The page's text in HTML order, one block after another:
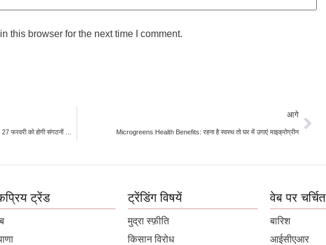
this browser for the next time I comment.
आगे
Microgreens Health Benefits: रहना है स्वस्थ तो घर में उगाएं माइक्रोग्रीन
ट्रेंड ट्रेंडिंग विषयें
मुद्रा स्फ़ीति
किसान विरोध
वेब पर चर्चित
बारिश
आईसीएआर